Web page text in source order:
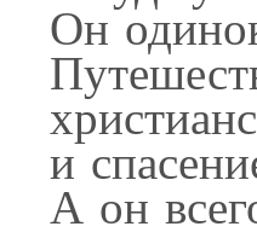
Он
и
А он